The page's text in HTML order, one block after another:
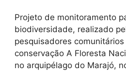
Projeto de monitoramento
biodiversidade, realizado
pesquisadores
conservação A Floresta
no arquipélago do Marajó,